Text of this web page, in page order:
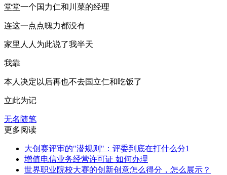
堂堂一个国力仁和川菜的经理
连这一点点魄力都没有
家里人人为此说了我半天
我靠
本人决定以后再也不去国立仁和吃饭了
立此为记
无名随笔
更多阅读
大创赛评审的"潜规则"：评委到底在打什么分1
增值电信业务经营许可证 如何办理
世界职业院校大赛的创新创意怎么得分，怎么展示？